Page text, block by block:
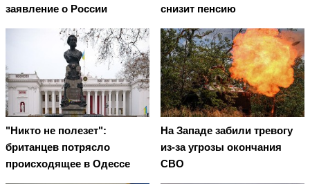
заявление о России
снизит пенсию
"Никто не полезет":
британцев потрясло
происходящее в Одессе
На Западе забили тревогу
из-за угрозы окончания
СВО